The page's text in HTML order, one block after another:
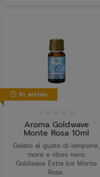
In arrivo
Aroma Goldwave
Monte Rosa 10ml
Gelato al gusto di lampone,
more e ribes nero.
Goldwave Extra Ice Monte
Rosa...